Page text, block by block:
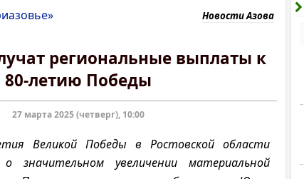
Новости Азова
региональные выплаты к
80-летию Победы
27 марта 2025 (четверг), 10:00
Великой Победы в Ростовской области
значительном увеличении материальной